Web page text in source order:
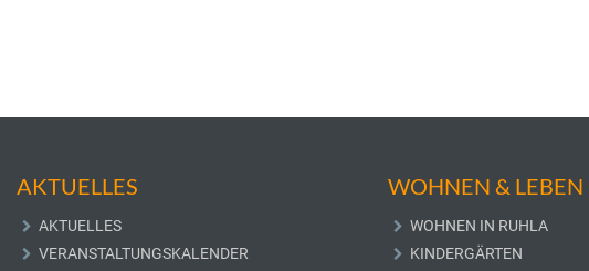
AKTUELLES
AKTUELLES
VERANSTALTUNGSKALENDER
WOHNEN & LEBEN
WOHNEN IN RUHLA
KINDERGÄRTEN